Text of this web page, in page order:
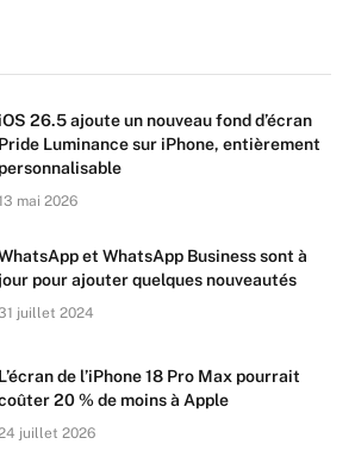
iOS 26.5 ajoute un nouveau fond d’écran
Pride Luminance sur iPhone, entièrement
personnalisable
mai 2026
et WhatsApp Business sont à
jour pour ajouter quelques nouveautés
juillet 2024
L’écran de l’iPhone 18 Pro Max pourrait
20 % de moins à Apple
juillet 2026